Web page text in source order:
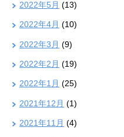
2022年5月 (13)
2022年4月 (10)
2022年3月 (9)
2022年2月 (19)
2022年1月 (25)
2021年12月 (1)
2021年11月 (4)